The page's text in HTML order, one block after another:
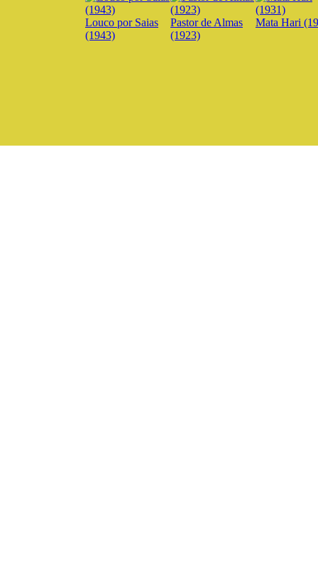
Louco por Saias
(1943)
Pastor de Almas
(1923)
Mata Hari